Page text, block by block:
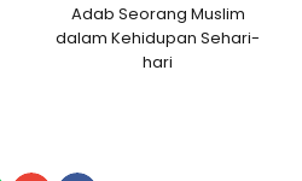
Adab Seorang Muslim
dalam Kehidupan Sehari-
hari